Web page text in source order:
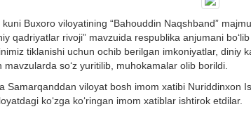
Buxoro viloyatining “Bahouddin Naqshband”
qadriyatlar rivoji” mavzuida respublika anjumani
tiklanishi uchun ochib berilgan imkoniyatlar, diniy
mavzularda so‘z yuritilib, muhokamalar olib borildi.
Samarqanddan viloyat bosh imom xatibi Nuriddinxon
ko‘zga ko‘ringan imom xatiblar ishtirok etdilar.